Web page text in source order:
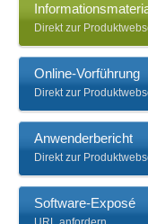
Zahlungseingänge
Direkt zur
Online-Vorführung
Direkt zur
Anwenderbericht
Direkt zur
Software-Exposé